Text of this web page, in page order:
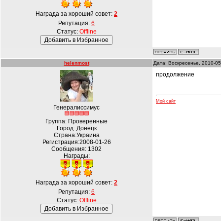
Награда за хороший совет: 2
Репутация: 6
Статус: Offline
helenmost Дата: Воскресенье, 2010-
Генералиссимус
Группа: Проверенные
Город: Донецк
Страна:Украина
Регистрация:2008-01-26
Сообщения: 1302
Награды:
Награда за хороший совет: 2
Репутация: 6
Статус: Offline
продолжение
Мой сайт